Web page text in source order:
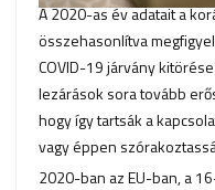
A 2020-as év adatait a
összehasonlítva
COVID-19 járvány
lezárások sora tovább
hogy így tartsák a
vagy éppen
2020-ban az EU-ban, a